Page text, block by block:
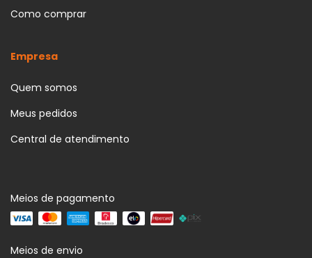
Como comprar
Empresa
Quem somos
Meus pedidos
Central de atendimento
Meios de pagamento
Meios de envio